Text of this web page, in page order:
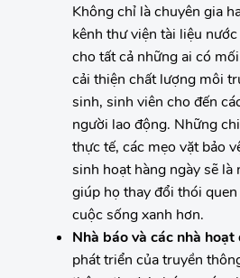
Không chỉ là chuyên gia
kênh thư viện tài liệu
cho tất cả những ai có
cải thiện chất lượng môi
sinh, sinh viên cho đến
người lao động. Những
thực tế, các mẹo vặt bảo
sinh hoạt hàng ngày sẽ là
giúp họ thay đổi thói
cuộc sống xanh hơn.
Nhà báo và các nhà
phát triển của truyền